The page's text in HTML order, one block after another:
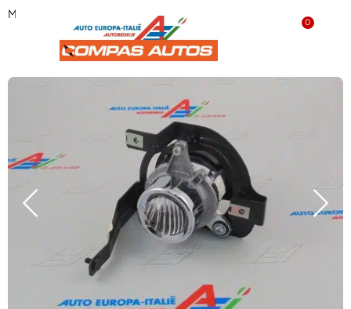
0
Mistlamp links ‘NIEUW’ 156052643